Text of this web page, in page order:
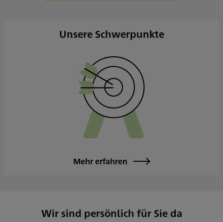
Unsere Schwerpunkte
Mehr erfahren
Wir sind persönlich für Sie da